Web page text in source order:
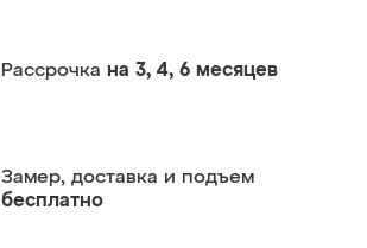
Рассрочка на 3, 4, 6 месяцев
Замер, доставка и подъем
бесплатно